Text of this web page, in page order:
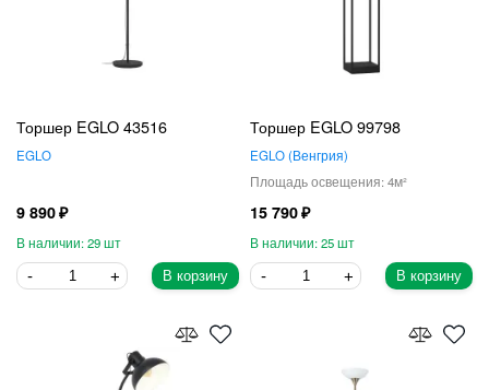
Торшер EGLO 43516
EGLO
9 890
29
В корзину
Торшер EGLO 99798
EGLO Венгрия
4
15 790
25
В корзину